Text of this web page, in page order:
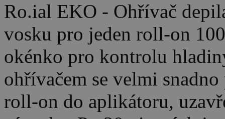
Ro.ial EKO - Ohřívač
vosku pro jeden roll-on
okénko pro kontrolu
ohřívačem se velmi
roll-on do aplikátoru,